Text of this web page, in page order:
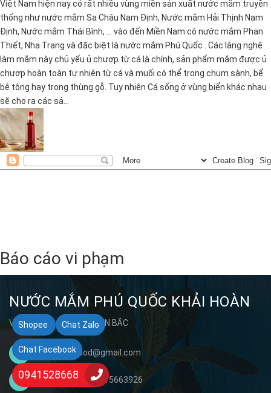
Việt Nam hiện nay có rất nhiều vùng miền sản xuất nước mắm truyền
thống như nước mắm Sa Châu Nam Định, Nước mắm Hải Thịnh Nam
Định, Nước mắm Thái Bình, ... vào đến Miền Nam có nước mắm Phan
Thiết, Nha Trang và đặc biệt là nước mắm Phú Quốc . Các làng nghê
làm mắm này chủ yếu ủ chượp từ cá là chính, sản phẩm mắm được ủ
chượp hoàn toàn tự nhiên từ cá và muối có thể trong chum sành, bể
bê tông hay trong thùng gỗ. Tuy nhiên Cá sống ở vùng biển khác nhau
sẽ cho ra các sả...
Báo cáo vi phạm
NƯỚC MẮM PHÚ QUỐC KHẢI HOÀN
VĂN PHÒNG ĐẠI DIỆN MIỀN BẮC
khaihoanfood@gmail.com
0941528668 - 0915663926
Shopee Chat Zalo
Chat Facebook
0941528668